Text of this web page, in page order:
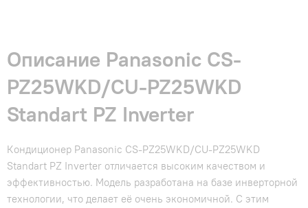
Описание Panasonic CS-
PZ25WKD/CU-PZ25WKD
Standart PZ Inverter
Кондиционер Panasonic CS-PZ25WKD/CU-PZ25WKD
Standart PZ Inverter отличается высоким качеством и
эффективностью. Модель разработана на базе инверторной
технологии, что делает её очень экономичной. С этим